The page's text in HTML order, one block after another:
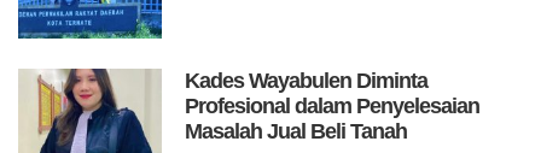
Kades Wayabulen Diminta
Profesional dalam Penyelesaian
Masalah Jual Beli Tanah